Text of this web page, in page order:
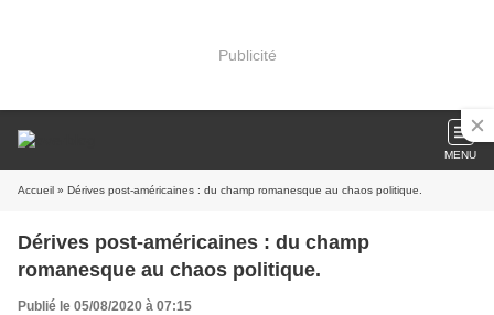
Publicité
MENU
Accueil » Dérives post-américaines : du champ romanesque au chaos politique.
Dérives post-américaines : du champ
romanesque au chaos politique.
Publié le 05/08/2020 à 07:15